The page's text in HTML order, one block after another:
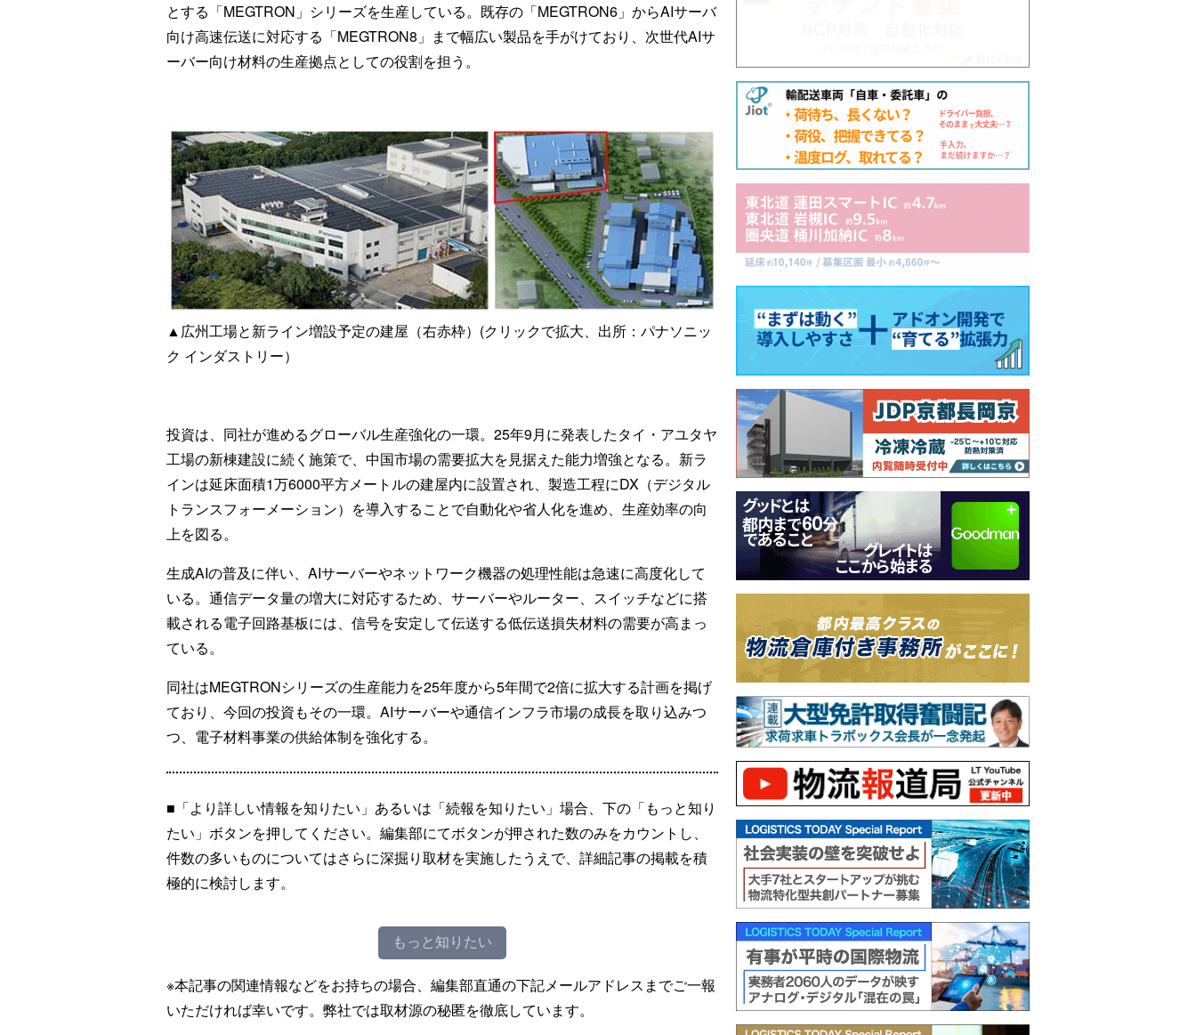
とする「MEGTRON」シリーズを生産している。既存の「MEGTRON6」からAIサーバ
向け高速伝送に対応する「MEGTRON8」まで幅広い製品を手がけており、次世代AIサ
ーバー向け材料の生産拠点としての役割を担う。
▲広州工場と新ライン増設予定の建屋（右赤枠）(クリックで拡大、出所：パナソニッ
ク インダストリー）
投資は、同社が進めるグローバル生産強化の一環。25年9月に発表したタイ・アユタヤ
工場の新棟建設に続く施策で、中国市場の需要拡大を見据えた能力増強となる。新ラ
インは延床面積1万6000平方メートルの建屋内に設置され、製造工程にDX（デジタル
トランスフォーメーション）を導入することで自動化や省人化を進め、生産効率の向
上を図る。
生成AIの普及に伴い、AIサーバーやネットワーク機器の処理性能は急速に高度化して
いる。通信データ量の増大に対応するため、サーバーやルーター、スイッチなどに搭
載される電子回路基板には、信号を安定して伝送する低伝送損失材料の需要が高まっ
ている。
同社はMEGTRONシリーズの生産能力を25年度から5年間で2倍に拡大する計画を掲げ
ており、今回の投資もその一環。AIサーバーや通信インフラ市場の成長を取り込みつ
つ、電子材料事業の供給体制を強化する。
■「より詳しい情報を知りたい」あるいは「続報を知りたい」場合、下の「もっと知り
たい」ボタンを押してください。編集部にてボタンが押された数のみをカウントし、
件数の多いものについてはさらに深掘り取材を実施したうえで、詳細記事の掲載を積
極的に検討します。
もっと知りたい
※本記事の関連情報などをお持ちの場合、編集部直通の下記メールアドレスまでご一報
いただければ幸いです。弊社では取材源の秘匿を徹底しています。